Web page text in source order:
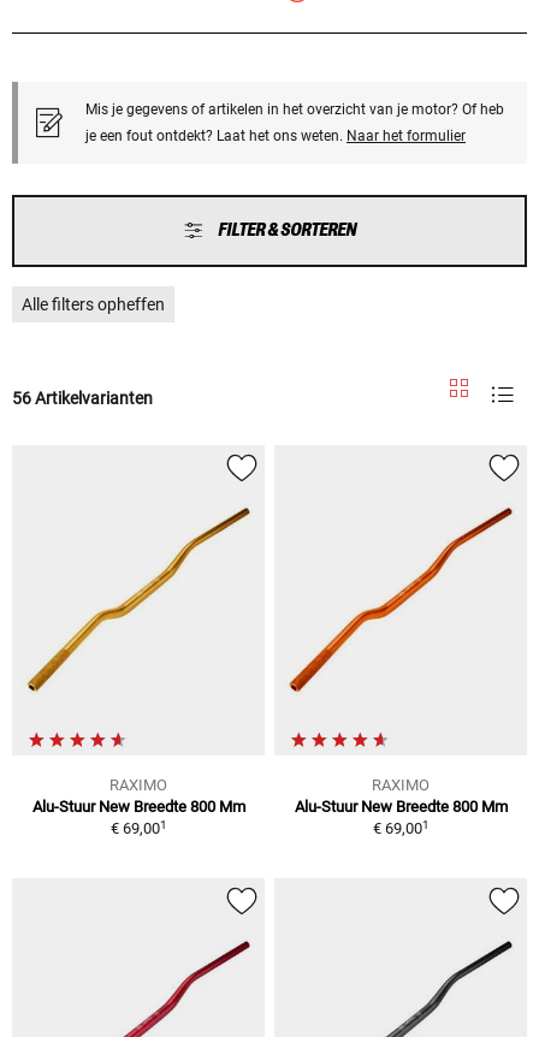
Mis je gegevens of artikelen in het overzicht van je motor? Of heb
je een fout ontdekt? Laat het ons weten. Naar het formulier
FILTER & SORTEREN
Alle filters opheffen
56 Artikelvarianten
RAXIMO
Alu-Stuur New Breedte 800 Mm
€ 69,001
RAXIMO
Alu-Stuur New Breedte 800 Mm
€ 69,001